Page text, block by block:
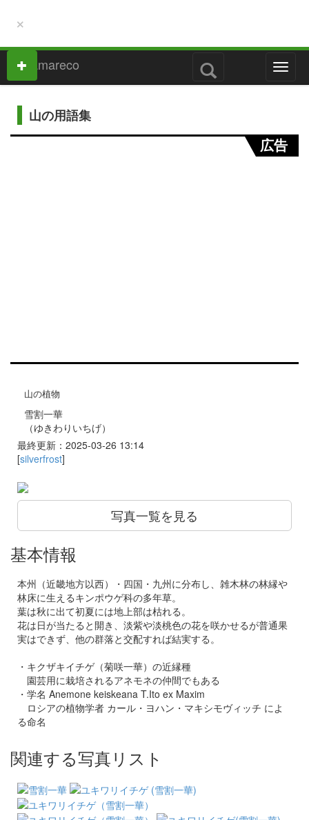
×
M
e
山の用語集
広告
山の植物
雪割一華
（ゆきわりいちげ）
最終更新：2025-03-26 13:14
[silverfrost]
写真一覧を見る
基本情報
本州（近畿地方以西）・四国・九州に分布し、雑木林の林縁や
林床に生えるキンポウゲ科の多年草。
葉は秋に出て初夏には地上部は枯れる。
花は日が当たると開き、淡紫や淡桃色の花を咲かせるが普通果
実はできず、他の群落と交配すれば結実する。
・キクザキイチゲ（菊咲一華）の近縁種
園芸用に栽培されるアネモネの仲間でもある
・学名 Anemone keiskeana T.Ito ex Maxim
ロシアの植物学者 カール・ヨハン・マキシモヴィッチ によ
る命名
関連する写真リスト